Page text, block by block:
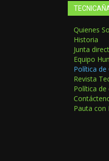
Quienes
Historia
Junta
Equipo
Política de
Revista
Política
Pauta